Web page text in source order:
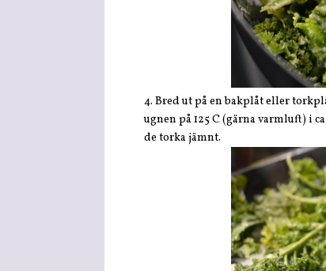
4. Bred ut på en bakplåt eller
ugnen på 125 C (gärna varmluft) i
de torka jämnt.